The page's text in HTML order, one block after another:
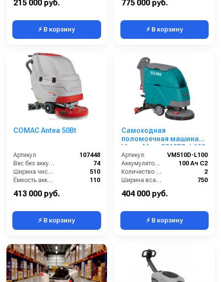
215 000 руб.
⚡ В корзину
775 000 руб.
⚡ В корзину
COMAC Antea 50Bt
Артикул:
107448
Вес без аккумуляторов (кг):
74
Ширина чистки щёток (мм):
510
Ёмкость аккумуляторов (Ач):
110
413 000 руб.
⚡ В корзину
Самоходная
поломоечная машина
VinnerMyer S510BD-L100
Артикул:
VM510D-L100
Аккумулятор АКБ (В/А·ч):
100 Ач С2
Количество аккумуляторов (шт):
2
Ширина всасывающей балки (мм):
750
404 000 руб.
⚡ В корзину